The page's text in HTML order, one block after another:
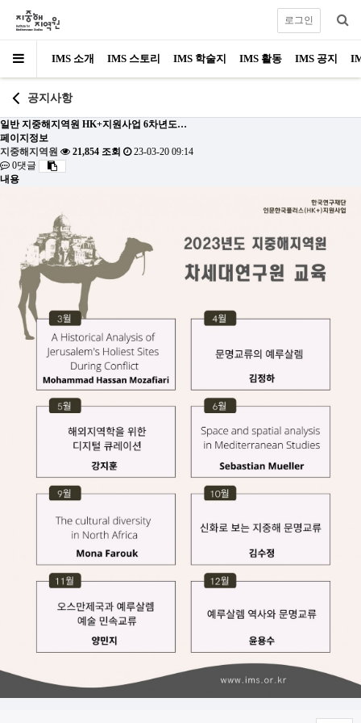
IMS 소개 IMS 스토리 IMS 학술지 IMS 활동 IMS 공지
로그인
공지사항
일반 지중해지역원 HK+지원사업 6차년도…
페이지정보
지중해지역원
21,854 조회
23-03-20 09:14
0댓글
내용